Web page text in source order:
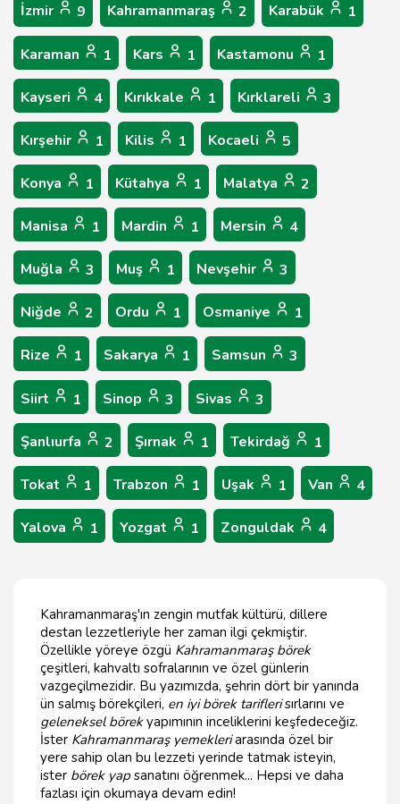
İzmir 9 Kahramanmaraş 2 Karabük 1
Karaman 1 Kars 1 Kastamonu 1
Kayseri 4 Kırıkkale 1 Kırklareli 3
Kırşehir 1 Kilis 1 Kocaeli 5
Konya 1 Kütahya 1 Malatya 2
Manisa 1 Mardin 1 Mersin 4
Muğla 3 Muş 1 Nevşehir 3
Niğde 2 Ordu 1 Osmaniye 1
Rize 1 Sakarya 1 Samsun 3
Siirt 1 Sinop 3 Sivas 3
Şanlıurfa 2 Şırnak 1 Tekirdağ 1
Tokat 1 Trabzon 1 Uşak 1 Van 4
Yalova 1 Yozgat 1 Zonguldak 4
Kahramanmaraş'ın zengin mutfak kültürü, dillere
destan lezzetleriyle her zaman ilgi çekmiştir.
Özellikle yöreye özgü Kahramanmaraş börek
çeşitleri, kahvaltı sofralarının ve özel günlerin
vazgeçilmezidir. Bu yazımızda, şehrin dört bir yanında
ün salmış börekçileri, en iyi börek tariflerisırlarını ve
geleneksel börekyapımının inceliklerini keşfedeceğiz.
İster Kahramanmaraş yemekleriarasında özel bir
yere sahip olan bu lezzeti yerinde tatmak isteyin,
ister börek yapsanatını öğrenmek... Hepsi ve daha
fazlası için okumaya devam edin!